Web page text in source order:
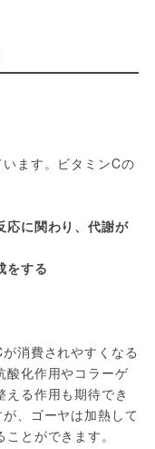
ます。ビタミンCの
応に関わり、代謝が
をする
消費されやすくなる
酸化作用やコラーゲ
える作用も期待でき
、ゴーヤは加熱して
とができます。